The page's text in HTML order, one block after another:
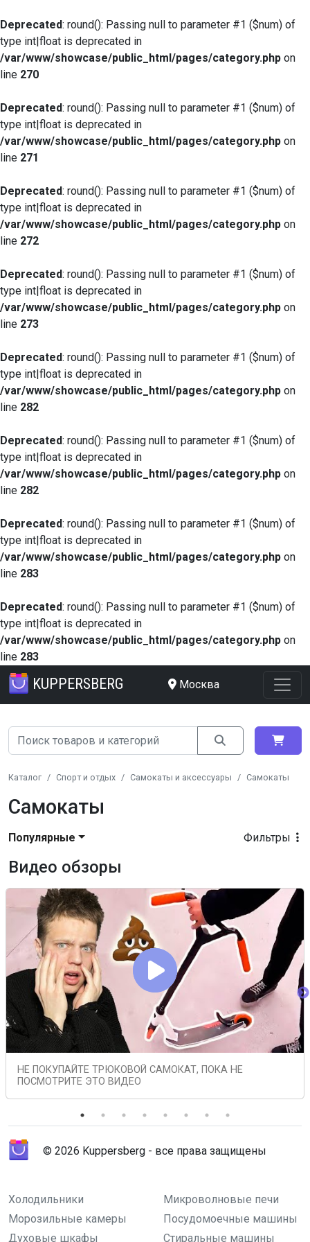
Deprecated: round(): Passing null to parameter #1 ($num) of
type int|float is deprecated in
/var/www/showcase/public_html/pages/category.php on
line 270
Deprecated: round(): Passing null to parameter #1 ($num) of
type int|float is deprecated in
/var/www/showcase/public_html/pages/category.php on
line 271
Deprecated: round(): Passing null to parameter #1 ($num) of
type int|float is deprecated in
/var/www/showcase/public_html/pages/category.php on
line 272
Deprecated: round(): Passing null to parameter #1 ($num) of
type int|float is deprecated in
/var/www/showcase/public_html/pages/category.php on
line 273
Deprecated: round(): Passing null to parameter #1 ($num) of
type int|float is deprecated in
/var/www/showcase/public_html/pages/category.php on
line 282
Deprecated: round(): Passing null to parameter #1 ($num) of
type int|float is deprecated in
/var/www/showcase/public_html/pages/category.php on
line 282
Deprecated: round(): Passing null to parameter #1 ($num) of
type int|float is deprecated in
/var/www/showcase/public_html/pages/category.php on
line 283
Deprecated: round(): Passing null to parameter #1 ($num) of
type int|float is deprecated in
/var/www/showcase/public_html/pages/category.php on
line 283
KUPPERSBERG Москва
Каталог Спорт и отдых Самокаты и аксессуары Самокаты
Самокаты
Фильтры
Популярные
Видео обзоры
НЕ ПОКУПАЙТЕ ТРЮКОВОЙ САМОКАТ, ПОКА НЕ
ПОСМОТРИТЕ ЭТО ВИДЕО
© 2026 Kuppersberg - все права защищены
Холодильники
Микроволновые печи
Морозильные камеры
Посудомоечные машины
Духовые шкафы
Стиральные машины